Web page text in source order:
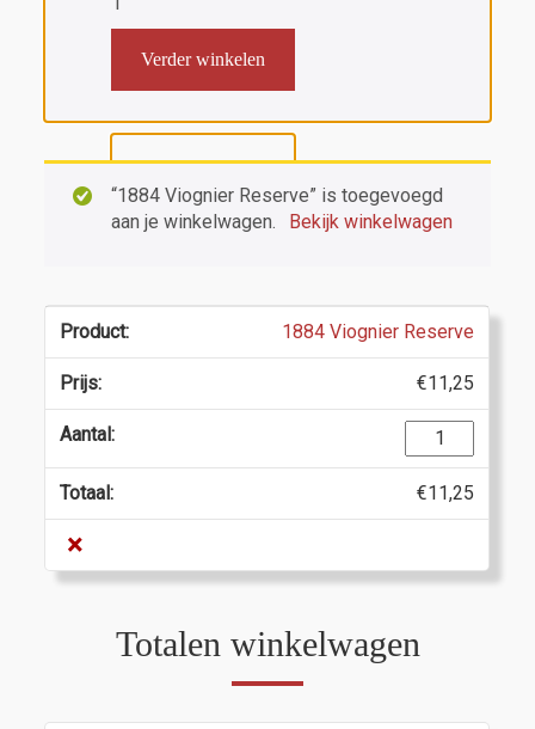
Verder winkelen
“1884 Viognier Reserve” is toegevoegd
aan je winkelwagen.
Bekijk winkelwagen
1884 Viognier Reserve
€11,25
1884
Viognier
Reserve
aantal
€11,25
×
Totalen winkelwagen